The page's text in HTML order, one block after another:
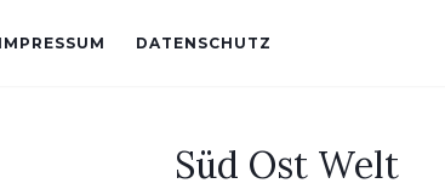
IMPRESSUM DATENSCHUTZ
Süd Ost Welt